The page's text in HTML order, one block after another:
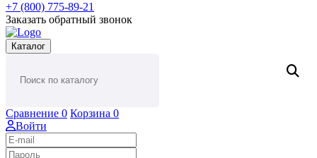
+7 (800) 775-89-21
Заказать обратный звонок
Каталог
Сравнение 0 Корзина 0
Войти